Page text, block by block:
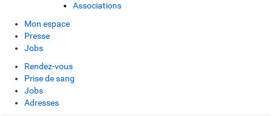
Associations
Mon espace
Presse
Jobs
Rendez-vous
Prise de sang
Jobs
Adresses